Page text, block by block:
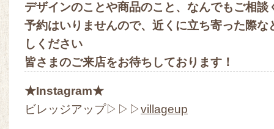
デザインのことや商品のこと、なんでもご相談
予約はいりませんので、近くに立ち寄った際な
しください
皆さまのご来店をお待ちしております！
★Instagram★
ビレッジアップ▷▷▷villageup